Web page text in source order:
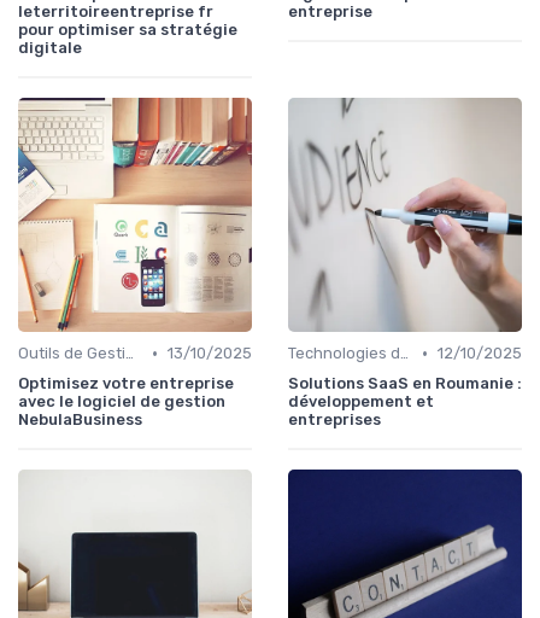
leterritoireentreprise fr
pour optimiser sa stratégie
digitale
entreprise
Outils de Gestion de Campagnes • 13/10/2025
Optimisez votre entreprise
avec le logiciel de gestion
NebulaBusiness
Technologies de Marketing Digital • 12/10/2025
Solutions SaaS en Roumanie :
développement et
entreprises